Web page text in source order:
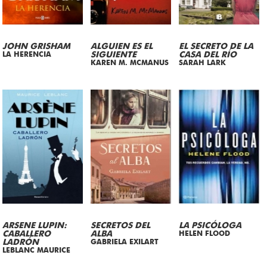
JOHN GRISHAM
LA HERENCIA
ALGUIEN ES EL
SIGUIENTE
KAREN M. MCMANUS
EL SECRETO DE LA
CASA DEL RÍO
SARAH LARK
ARSENE LUPIN:
CABALLERO
LADRÓN
LEBLANC MAURICE
SECRETOS DEL
ALBA
GABRIELA EXILART
LA PSICÓLOGA
HELEN FLOOD